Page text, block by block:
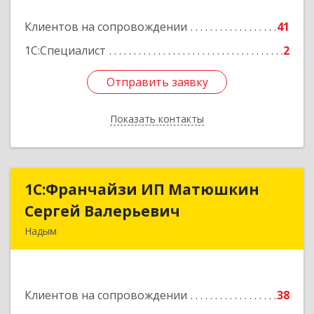
Клиентов на сопровождении
41
1С:Специалист
2
Отправить заявку
Показать контакты
Отправить заявку
Назад
1С:Франчайзи ИП Матюшкин
Сергей Валерьевич
Надым
Клиентов на сопровождении
38
1С:Франчайзи ИП Матюшкин
Сергей Валерьевич
Подробнее